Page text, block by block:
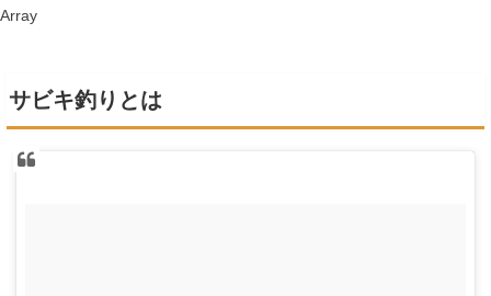
Array
サビキ釣りとは